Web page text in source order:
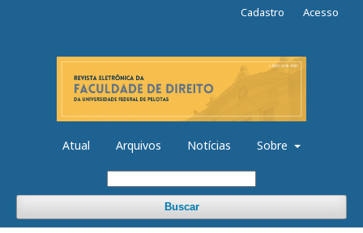
Atual Arquivos Notícias Sobre
Buscar
Cadastro Acesso